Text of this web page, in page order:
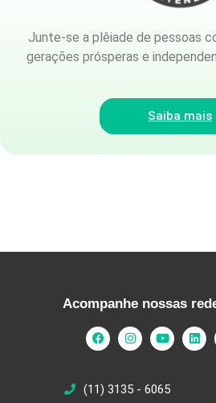
Junte-se a plêiade de pessoas
gerações prósperas e
Saiba mais
Acompanhe nossas
(11) 3135 - 6065